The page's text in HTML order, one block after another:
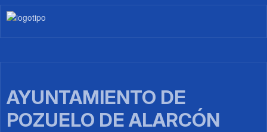
Imagen
AYUNTAMIENTO DE
POZUELO DE ALARCÓN